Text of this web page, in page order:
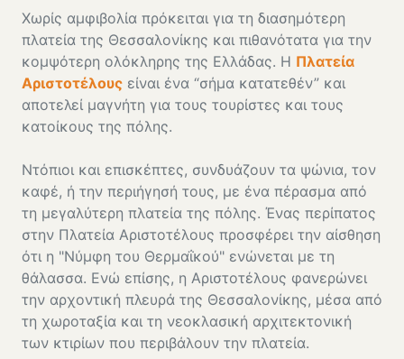
Χωρίς αμφιβολία πρόκειται για τη διασημότερη
πλατεία της Θεσσαλονίκης και πιθανότατα για την
κομψότερη ολόκληρης της Ελλάδας. Η Πλατεία
Αριστοτέλους είναι ένα “σήμα κατατεθέν” και
αποτελεί μαγνήτη για τους τουρίστες και τους
κατοίκους της πόλης.
Ντόπιοι και επισκέπτες, συνδυάζουν τα ψώνια, τον
καφέ, ή την περιήγησή τους, με ένα πέρασμα από
τη μεγαλύτερη πλατεία της πόλης. Ένας περίπατος
στην Πλατεία Αριστοτέλους προσφέρει την αίσθηση
ότι η "Νύμφη του Θερμαΐκού" ενώνεται με τη
θάλασσα. Ενώ επίσης, η Αριστοτέλους φανερώνει
την αρχοντική πλευρά της Θεσσαλονίκης, μέσα από
τη χωροταξία και τη νεοκλασική αρχιτεκτονική
των κτιρίων που περιβάλουν την πλατεία.